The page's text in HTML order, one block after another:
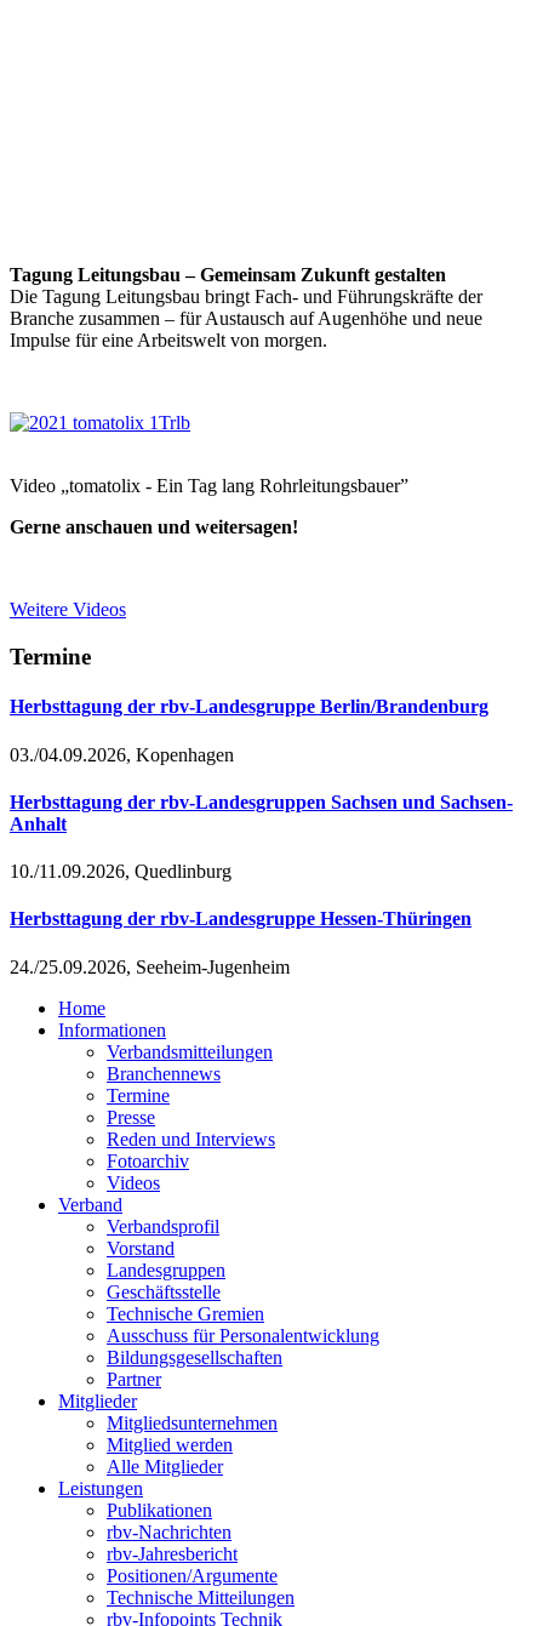
Tagung Leitungsbau – Gemeinsam Zukunft gestalten
Die Tagung Leitungsbau bringt Fach- und Führungskräfte der
Branche zusammen – für Austausch auf Augenhöhe und neue
Impulse für eine Arbeitswelt von morgen.
Video „tomatolix - Ein Tag lang Rohrleitungsbauer”
Gerne anschauen und weitersagen!
Weitere Videos
Termine
Herbsttagung der rbv-Landesgruppe Berlin/Brandenburg
03./04.09.2026, Kopenhagen
Herbsttagung der rbv-Landesgruppen Sachsen und Sachsen-
Anhalt
10./11.09.2026, Quedlinburg
Herbsttagung der rbv-Landesgruppe Hessen-Thüringen
24./25.09.2026, Seeheim-Jugenheim
Home
Informationen
Verbandsmitteilungen
Branchennews
Termine
Presse
Reden und Interviews
Fotoarchiv
Videos
Verband
Verbandsprofil
Vorstand
Landesgruppen
Geschäftsstelle
Technische Gremien
Ausschuss für Personalentwicklung
Bildungsgesellschaften
Partner
Mitglieder
Mitgliedsunternehmen
Mitglied werden
Alle Mitglieder
Leistungen
Publikationen
rbv-Nachrichten
rbv-Jahresbericht
Positionen/Argumente
Technische Mitteilungen
rbv-Infopoints Technik